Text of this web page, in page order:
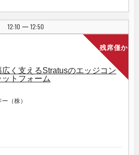
12:10 | 12:50
残席僅か
く支えるStratusのエッジコン
トフォーム
（株）